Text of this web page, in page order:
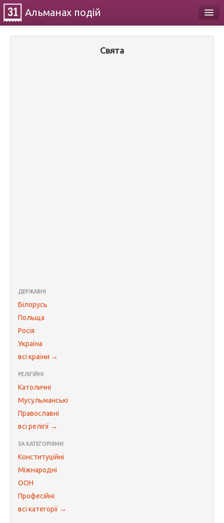
Альманах подій
Свята
ДЕРЖАВНІ
Білорусь
Польща
Росія
Україна
всі країни →
РЕЛІГІЙНІ
Католичні
Мусульманські
Православні
всі релігії →
ЗА КАТЕГОРІЯМИ
Конституційні
Міжнародні
ООН
Професійні
всі категорії →